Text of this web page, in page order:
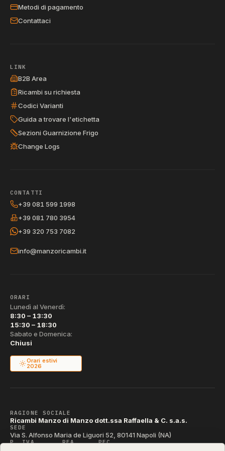
Metodi di pagamento
Contattaci
LINK
B2B Area
Ricambi su richiesta
Codici Varianti
Guida a trovare l'etichetta
Sezioni Guarnizione Frigo
Change Logs
CONTATTI
+39 081 599 1998
+39 081 780 3954
+39 320 753 7082
info@manzoricambi.it
ORARI
Lunedì al Venerdì:
8:30 – 13:30
15:30 – 18:30
Sabato e Domenica:
Chiusi
Orari estivi
2026
RAGIONE SOCIALE
Ricambi Manzo di Manzo dott.ssa Raffaella & C. s.a.s.
SEDE
Via S. Alfonso Maria de Liguori 52, 80141 Napoli (NA)
P. IVA REA PEC